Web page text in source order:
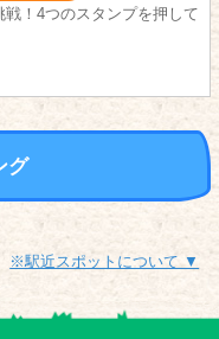
！4つのスタンプを押して
グ
※駅近スポットについて ▼